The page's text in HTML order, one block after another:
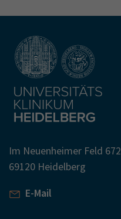
Im Neuenheimer Feld 672
69120 Heidelberg
E-Mail